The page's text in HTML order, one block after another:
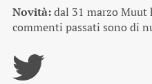
Novità:dal 31 marzo Muut
commenti passati sono di